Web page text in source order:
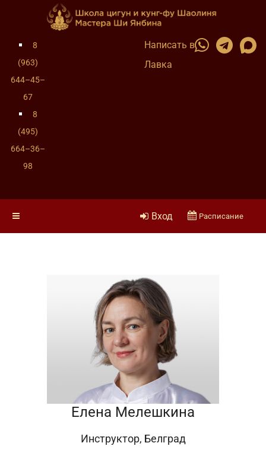
8
(963)
644–45–
67
8
(495)
664–36–
98
Написать в
Лавка
Вход Расписание
Елена Мелешкина
Инструктор, Белград